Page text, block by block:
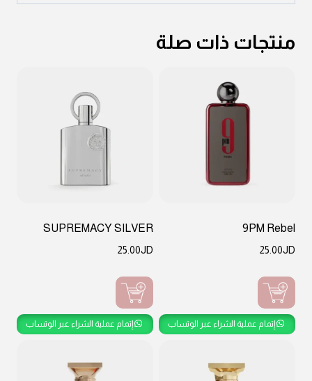
منتجات ذات صلة
9PM Rebel
JD
25.00
إتمام عملية الشراء عبر الوتساب
SUPREMACY SILVER
JD
25.00
إتمام عملية الشراء عبر الوتساب